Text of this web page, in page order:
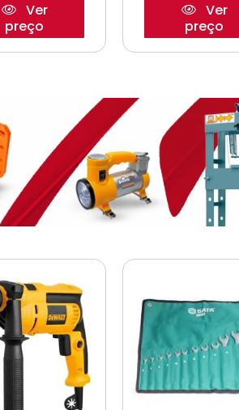
Ver
preço
Ver
preço